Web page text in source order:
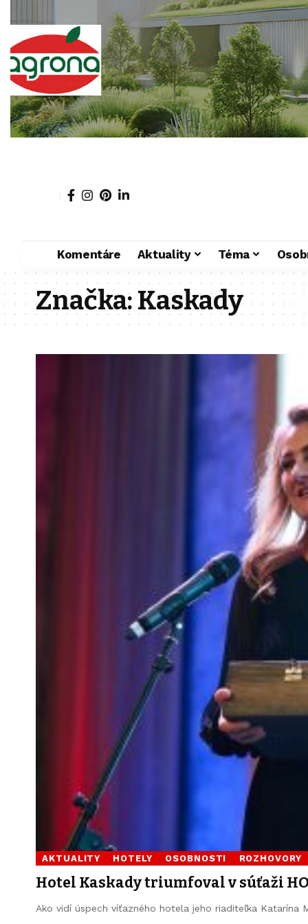
Komentáre Aktuality Téma
Značka:Kaskady
AKTUALITY HOTELY OSOBNOSTI ROZHOVORY
Hotel Kaskady triumfoval v súťaži
Ako vidí úspech víťazného hotela jeho riaditeľka Katarína